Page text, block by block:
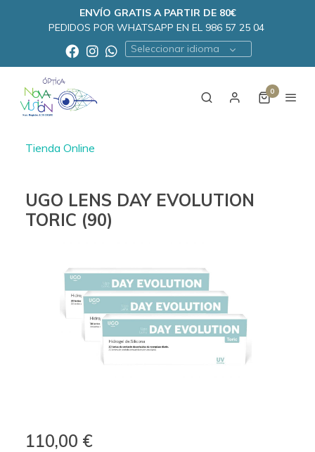
ENVÍO GRATIS A PARTIR DE 80€
PEDIDOS POR WHATSAPP EN EL 986 57 25 04
Seleccionar idioma
0
Tienda Online
UGO LENS DAY EVOLUTION
TORIC (90)
110,00 €